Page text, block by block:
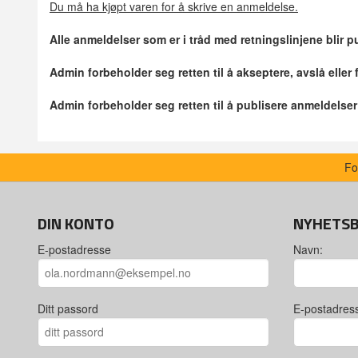
Du må ha kjøpt varen for å skrive en anmeldelse.
Alle anmeldelser som er i tråd med retningslinjene blir
Admin forbeholder seg retten til å akseptere, avslå
Admin forbeholder seg retten til å publisere
DIN KONTO
E-postadresse
Ditt passord
Navn:
E-